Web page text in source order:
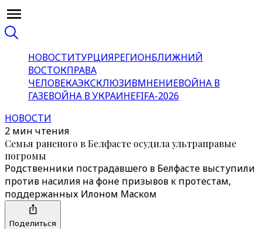
НОВОСТИТУРЦИЯРЕГИОНБЛИЖНИЙ
ВОСТОКПРАВА
ЧЕЛОВЕКАЭКСКЛЮЗИВМНЕНИЕВОЙНА В
ГАЗЕВОЙНА В УКРАИНЕFIFA-2026
НОВОСТИ
2 мин чтения
Семья раненого в Белфасте осудила ультраправые
погромы
Родственники пострадавшего в Белфасте выступили
против насилия на фоне призывов к протестам,
поддержанных Илоном Маском
Поделиться